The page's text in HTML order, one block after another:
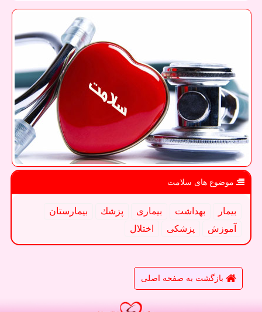
موضوع های سلامت
بیمار بهداشت بیماری پزشك
بیمارستان
آموزش
پزشكی اختلال
بازگشت به صفحه اصلی